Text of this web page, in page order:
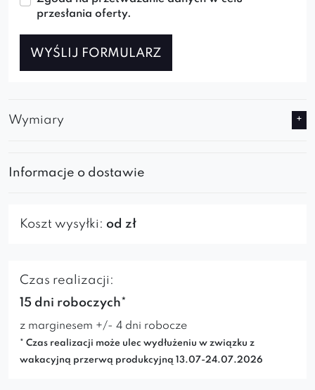
przesłania oferty.
WYŚLIJ FORMULARZ
Wymiary
Informacje o dostawie
Koszt wysyłki: od zł
Czas realizacji:
15 dni roboczych*
z marginesem +/- 4 dni robocze
* Czas realizacji może ulec wydłużeniu w związku z
wakacyjną przerwą produkcyjną 13.07-24.07.2026